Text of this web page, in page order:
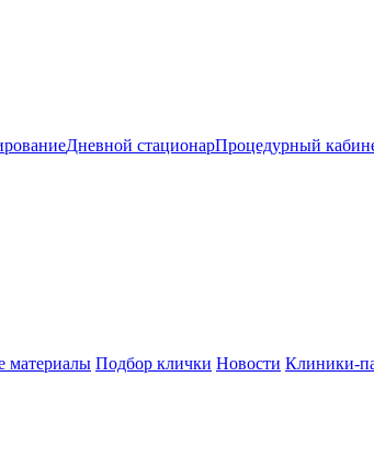
Дневной стационарПроцедурный
материалы Подбор клички Новости Клиники-